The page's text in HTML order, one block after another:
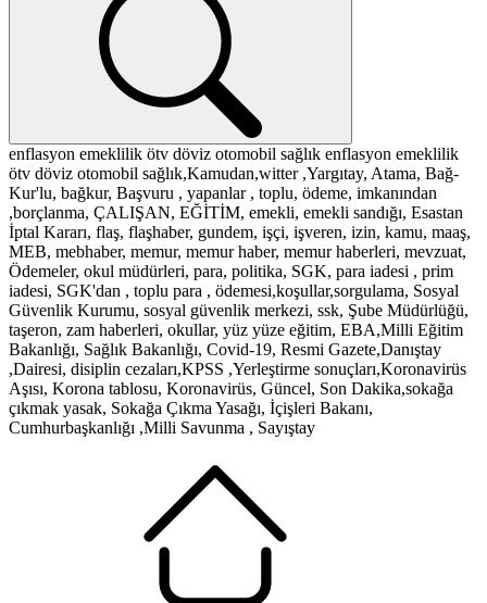
enflasyon emeklilik ötv döviz otomobil sağlık enflasyon emeklilik
ötv döviz otomobil sağlık,Kamudan,witter ,Yargıtay, Atama, Bağ-
Kur'lu, bağkur, Başvuru , yapanlar , toplu, ödeme, imkanından
,borçlanma, ÇALIŞAN, EĞİTİM, emekli, emekli sandığı, Esastan
İptal Kararı, flaş, flaşhaber, gundem, işçi, işveren, izin, kamu, maaş,
MEB, mebhaber, memur, memur haber, memur haberleri, mevzuat,
Ödemeler, okul müdürleri, para, politika, SGK, para iadesi , prim
iadesi, SGK'dan , toplu para , ödemesi,koşullar,sorgulama, Sosyal
Güvenlik Kurumu, sosyal güvenlik merkezi, ssk, Şube Müdürlüğü,
taşeron, zam haberleri, okullar, yüz yüze eğitim, EBA,Milli Eğitim
Bakanlığı, Sağlık Bakanlığı, Covid-19, Resmi Gazete,Danıştay
,Dairesi, disiplin cezaları,KPSS ,Yerleştirme sonuçları,Koronavirüs
Aşısı, Korona tablosu, Koronavirüs, Güncel, Son Dakika,sokağa
çıkmak yasak, Sokağa Çıkma Yasağı, İçişleri Bakanı,
Cumhurbaşkanlığı ,Milli Savunma , Sayıştay